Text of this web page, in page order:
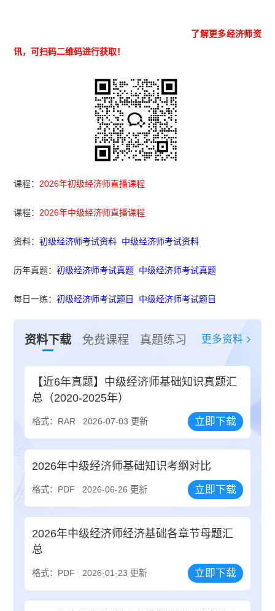
了解更多经济师资
讯，可扫码二维码进行获取！
课程：2026年初级经济师直播课程
课程： 2026年中级经济师直播课程
资料：初级经济师考试资料 中级经济师考试资料
历年真题：初级经济师考试真题 中级经济师考试真题
每日一练：初级经济师考试题目 中级经济师考试题目
资料下载 免费课程 真题练习 更多资料
【近6年真题】中级经济师基础知识真题汇
总（2020-2025年）
格式：RAR 2026-07-03 更新 立即下载
2026年中级经济师基础知识考纲对比
格式：PDF 2026-06-26 更新 立即下载
2026年中级经济师经济基础各章节母题汇
总
格式：PDF 2026-01-23 更新 立即下载